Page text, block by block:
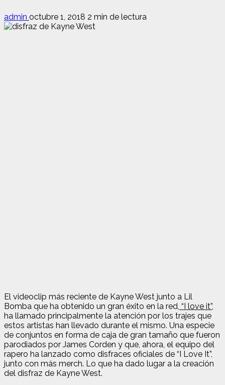
admin octubre 1, 2018 2 min de lectura
El videoclip más reciente de Kayne West junto a Lil
Bomba que ha obtenido un gran éxito en la red, “I love it”,
ha llamado principalmente la atención por los trajes que
estos artistas han llevado durante el mismo. Una especie
de conjuntos en forma de caja de gran tamaño que fueron
parodiados por James Corden y que, ahora, el equipo del
rapero ha lanzado como disfraces oficiales de “I Love It”,
junto con más merch. Lo que ha dado lugar a la creación
del disfraz de Kayne West.